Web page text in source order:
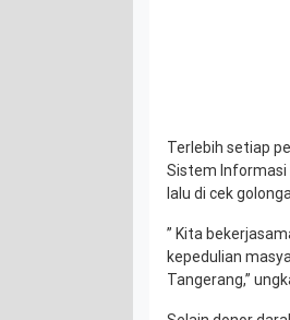
Terlebih setiap
Sistem Informasi
lalu di cek
” Kita
kepedulian
Tangerang,”